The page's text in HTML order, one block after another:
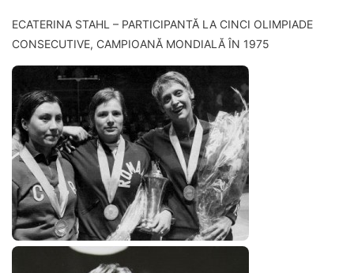
ECATERINA STAHL – PARTICIPANTĂ LA CINCI OLIMPIADE
CONSECUTIVE, CAMPIOANĂ MONDIALĂ ÎN 1975